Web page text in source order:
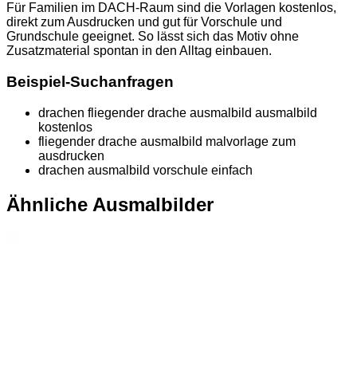
Für Familien im DACH-Raum sind die Vorlagen kostenlos,
direkt zum Ausdrucken und gut für Vorschule und
Grundschule geeignet. So lässt sich das Motiv ohne
Zusatzmaterial spontan in den Alltag einbauen.
Beispiel-Suchanfragen
drachen fliegender drache ausmalbild ausmalbild
kostenlos
fliegender drache ausmalbild malvorlage zum
ausdrucken
drachen ausmalbild vorschule einfach
Ähnliche Ausmalbilder